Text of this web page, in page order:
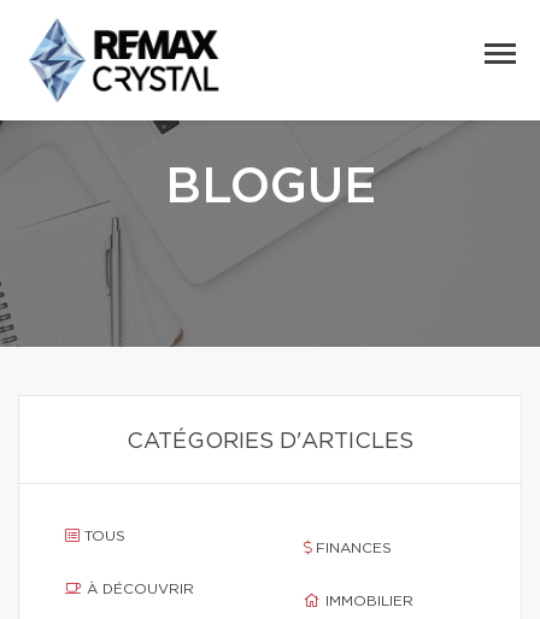
BLOGUE
CATÉGORIES D'ARTICLES
TOUS
À DÉCOUVRIR
FINANCES
IMMOBILIER